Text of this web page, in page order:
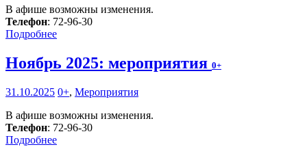
В афише возможны изменения.
Телефон: 72-96-30
Подробнее
Ноябрь 2025: мероприятия 0+
31.10.2025 0+, Мероприятия
В афише возможны изменения.
Телефон: 72-96-30
Подробнее